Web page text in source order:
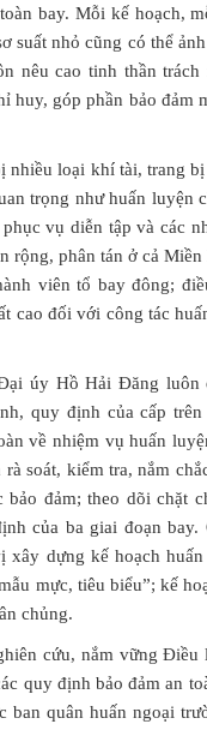
bay. Mỗi kế hoạch,
suất nhỏ cũng có thể
nêu cao tinh thần trách
góp phần bảo đảm
loại khí tài, trang
trọng như huấn luyện
vụ diễn tập và các
rộng, phân tán ở cả
viên tổ bay đông;
cao đối với công tác
úy Hồ Hải Đăng luôn
quy định của cấp
về nhiệm vụ huấn
soát, kiểm tra, nắm
đảm; theo dõi chặt
của ba giai đoạn
dựng kế hoạch
mực, tiêu biểu”; kế
chủng.
cứu, nắm vững Điều
quy định bảo đảm an
quân huấn ngoại